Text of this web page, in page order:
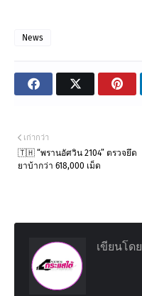
News
เก่ากว่า
🇹🇭 “พรานอัศวิน 2104” ตรวจยึด
ยาบ้ากว่า 618,000 เม็ด
เขียนโดย